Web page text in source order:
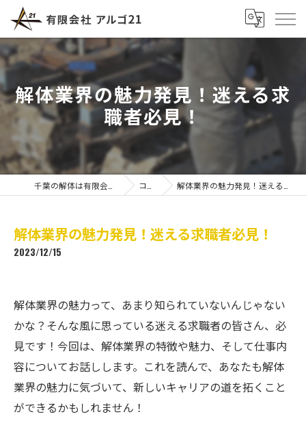
解体業界の魅力発見！迷える求
職者必見！
コラム 解体業界の魅力発見！迷える求職者必見！
解体業界の魅力発見！迷える求職者必見！
2023/12/15
解体業界の魅力って、あまり知られていないんじゃない
かな？そんな風に思っている迷える求職者の皆さん、必
見です！今回は、解体業界の特徴や魅力、そして仕事内
容についてお話しします。これを読んで、あなたも解体
業界の魅力に気づいて、新しいキャリアの道を拓くこと
ができるかもしれません！